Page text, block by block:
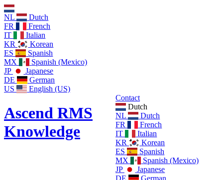
NL
Dutch
FR
French
IT
Italian
KR
Korean
ES
Spanish
MX
Spanish (Mexico)
JP
Japanese
DE
German
US
English (US)
Ascend RMS
Knowledge
Contact
Dutch
NL
Dutch
FR
French
IT
Italian
KR
Korean
ES
Spanish
MX
Spanish (Mexico)
JP
Japanese
DE
German